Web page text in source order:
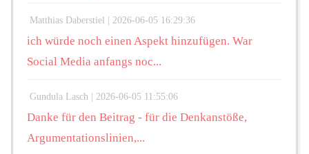
Matthias Daberstiel | 2026-06-05 16:29:36
ich würde noch einen Aspekt hinzufügen. War
Social Media anfangs noc...
Gundula Lasch | 2026-06-05 11:55:06
Danke für den Beitrag - für die Denkanstöße,
Argumentationslinien,...